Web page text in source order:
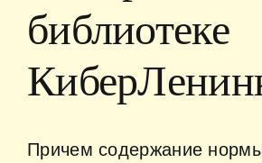
библиотеке
Причем содержание